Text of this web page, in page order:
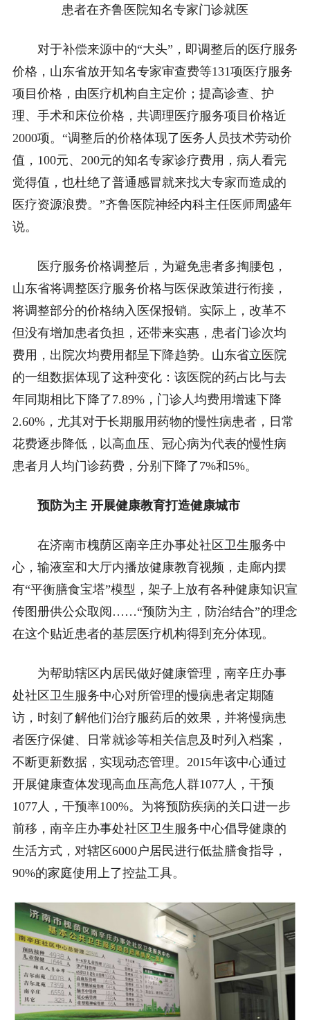
患者在齐鲁医院知名专家门诊就医
对于补偿来源中的“大头”，即调整后的医疗服务
价格，山东省放开知名专家审查费等131项医疗服务
项目价格，由医疗机构自主定价；提高诊查、护
理、手术和床位价格，共调理医疗服务项目价格近
2000项。“调整后的价格体现了医务人员技术劳动价
值，100元、200元的知名专家诊疗费用，病人看完
觉得值，也杜绝了普通感冒就来找大专家而造成的
医疗资源浪费。”齐鲁医院神经内科主任医师周盛年
说。
医疗服务价格调整后，为避免患者多掏腰包，
山东省将调整医疗服务价格与医保政策进行衔接，
将调整部分的价格纳入医保报销。实际上，改革不
但没有增加患者负担，还带来实惠，患者门诊次均
费用，出院次均费用都呈下降趋势。山东省立医院
的一组数据体现了这种变化：该医院的药占比与去
年同期相比下降了7.89%，门诊人均费用增速下降
2.60%，尤其对于长期服用药物的慢性病患者，日常
花费逐步降低，以高血压、冠心病为代表的慢性病
患者月人均门诊药费，分别下降了7%和5%。
预防为主 开展健康教育打造健康城市
在济南市槐荫区南辛庄办事处社区卫生服务中
心，输液室和大厅内播放健康教育视频，走廊内摆
有“平衡膳食宝塔”模型，架子上放有各种健康知识宣
传图册供公众取阅……“预防为主，防治结合”的理念
在这个贴近患者的基层医疗机构得到充分体现。
为帮助辖区内居民做好健康管理，南辛庄办事
处社区卫生服务中心对所管理的慢病患者定期随
访，时刻了解他们治疗服药后的效果，并将慢病患
者医疗保健、日常就诊等相关信息及时列入档案，
不断更新数据，实现动态管理。2015年该中心通过
开展健康查体发现高血压高危人群1077人，干预
1077人，干预率100%。为将预防疾病的关口进一步
前移，南辛庄办事处社区卫生服务中心倡导健康的
生活方式，对辖区6000户居民进行低盐膳食指导，
90%的家庭使用上了控盐工具。